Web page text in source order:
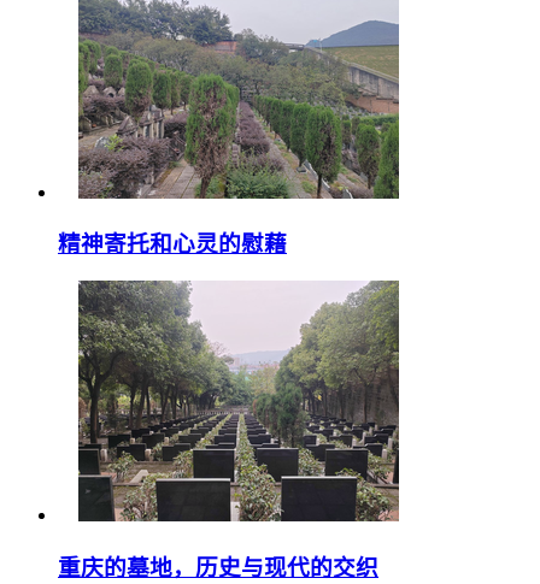
精神寄托和心灵的慰藉
重庆的墓地，历史与现代的交织